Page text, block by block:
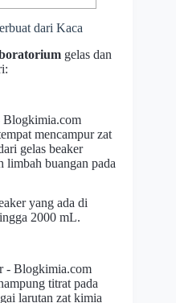
dari Kaca
gelas dan
mencampur zat
gelas beaker
limbah buangan pada
yang ada di
2000 mL.
titrat pada
larutan zat kimia